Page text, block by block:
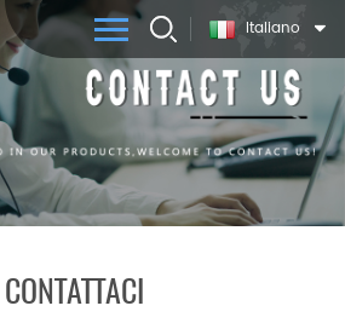
Italiano
CONTATTACI